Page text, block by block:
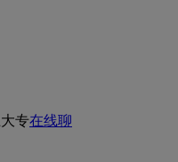
大专在线聊